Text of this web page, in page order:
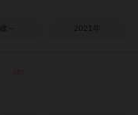
～ 2021年